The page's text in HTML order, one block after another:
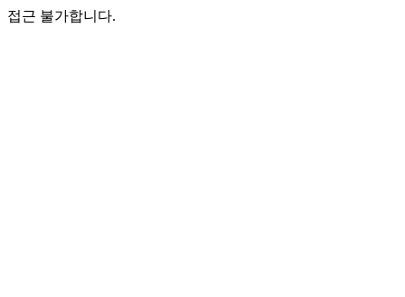
접근 불가합니다.